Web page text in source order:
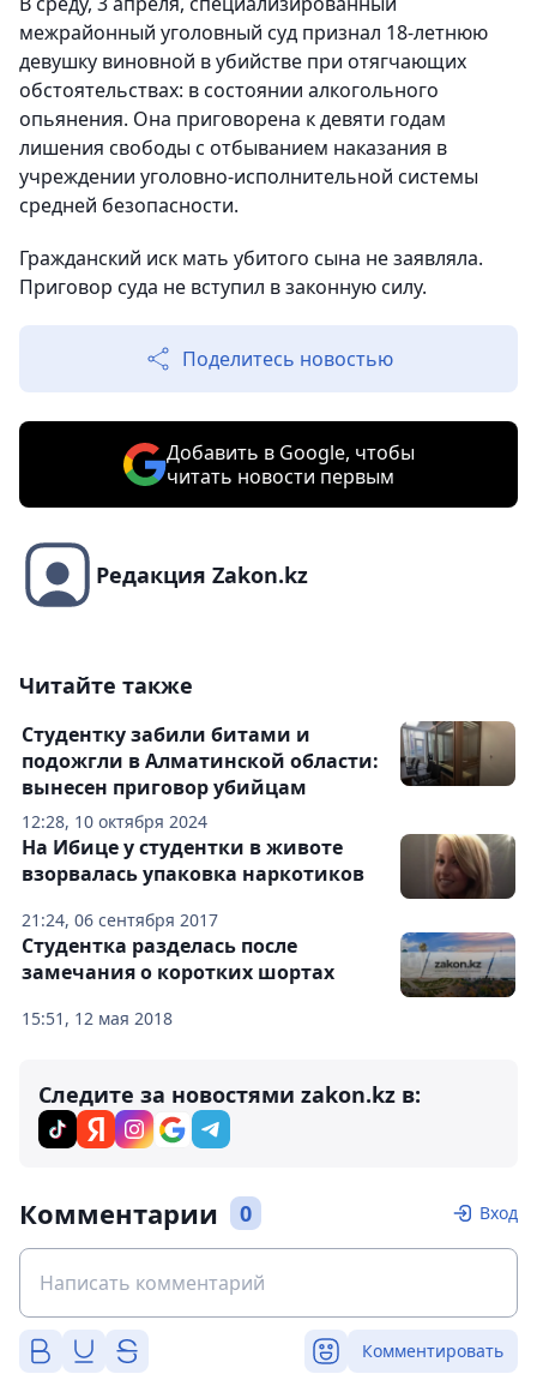
межрайонный уголовный суд признал 18-летнюю
девушку виновной в убийстве при отягчающих
обстоятельствах: в состоянии алкогольного
опьянения. Она приговорена к девяти годам
лишения свободы с отбыванием наказания в
учреждении уголовно-исполнительной системы
средней безопасности.
Гражданский иск мать убитого сына не заявляла.
Приговор суда не вступил в законную силу.
Поделитесь новостью
Добавить в Google, чтобы
читать новости первым
Редакция Zakon.kz
Читайте также
12:28, 10 октября 2024
Студентку забили битами и
подожгли в Алматинской области:
вынесен приговор убийцам
21:24, 06 сентября 2017
На Ибице у студентки в животе
взорвалась упаковка наркотиков
15:51, 12 мая 2018
Студентка разделась после
замечания о коротких шортах
Следите за новостями zakon.kz в:
Комментарии 0 Вход
Комментировать